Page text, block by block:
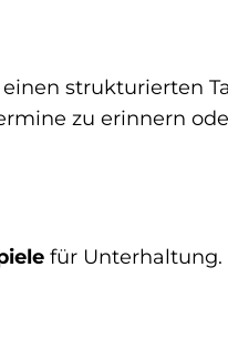
strukturierten
zu erinnern
für Unterhaltung.